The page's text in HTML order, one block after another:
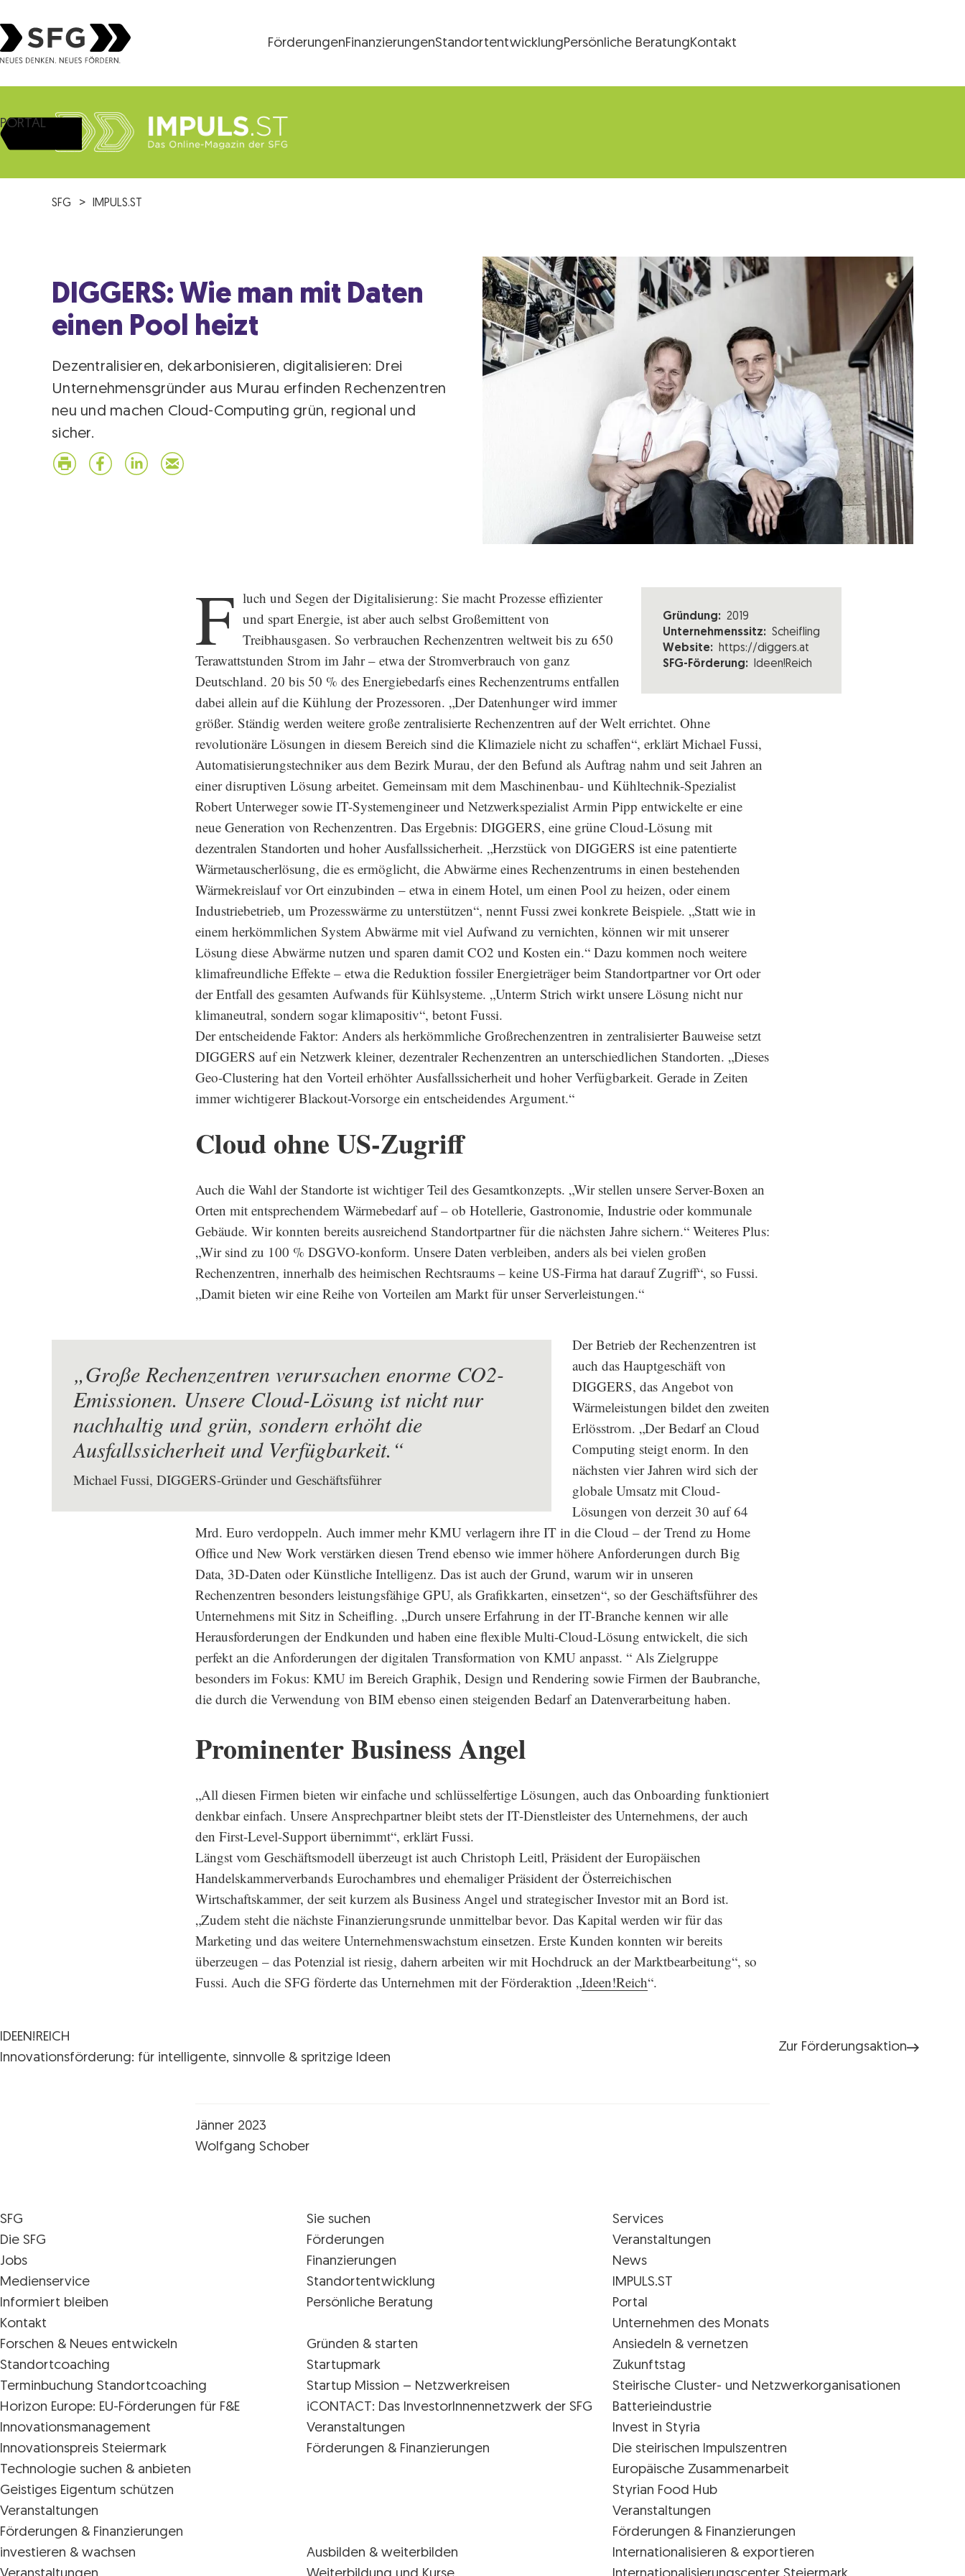
FörderungenFinanzierungenStandortentwicklungPersönliche BeratungKontakt
PORTAL
SFG IMPULS.ST
DIGGERS: Wie man mit Daten
einen Pool heizt
Dezentralisieren, dekarbonisieren, digitalisieren: Drei
Unternehmensgründer aus Murau erfinden Rechenzentren
neu und machen Cloud-Computing grün, regional und
sicher.
Gründung: 2019
Unternehmenssitz: Scheifling
Website:
https://diggers.at
SFG-Förderung:
Ideen!Reich
F luch und Segen der Digitalisierung: Sie macht Prozesse effizienter
und spart Energie, ist aber auch selbst Großemittent von
Treibhausgasen. So verbrauchen Rechenzentren weltweit bis zu 650
Terawattstunden Strom im Jahr – etwa der Stromverbrauch von ganz
Deutschland. 20 bis 50 % des Energiebedarfs eines Rechenzentrums entfallen
dabei allein auf die Kühlung der Prozessoren. „Der Datenhunger wird immer
größer. Ständig werden weitere große zentralisierte Rechenzentren auf der Welt errichtet. Ohne
revolutionäre Lösungen in diesem Bereich sind die Klimaziele nicht zu schaffen“, erklärt Michael Fussi,
Automatisierungstechniker aus dem Bezirk Murau, der den Befund als Auftrag nahm und seit Jahren an
einer disruptiven Lösung arbeitet. Gemeinsam mit dem Maschinenbau- und Kühltechnik-Spezialist
Robert Unterweger sowie IT-Systemengineer und Netzwerkspezialist Armin Pipp entwickelte er eine
neue Generation von Rechenzentren. Das Ergebnis: DIGGERS, eine grüne Cloud-Lösung mit
dezentralen Standorten und hoher Ausfallssicherheit. „Herzstück von DIGGERS ist eine patentierte
Wärmetauscherlösung, die es ermöglicht, die Abwärme eines Rechenzentrums in einen bestehenden
Wärmekreislauf vor Ort einzubinden – etwa in einem Hotel, um einen Pool zu heizen, oder einem
Industriebetrieb, um Prozesswärme zu unterstützen“, nennt Fussi zwei konkrete Beispiele. „Statt wie in
einem herkömmlichen System Abwärme mit viel Aufwand zu vernichten, können wir mit unserer
Lösung diese Abwärme nutzen und sparen damit CO2 und Kosten ein.“ Dazu kommen noch weitere
klimafreundliche Effekte – etwa die Reduktion fossiler Energieträger beim Standortpartner vor Ort oder
der Entfall des gesamten Aufwands für Kühlsysteme. „Unterm Strich wirkt unsere Lösung nicht nur
klimaneutral, sondern sogar klimapositiv“, betont Fussi.
Der entscheidende Faktor: Anders als herkömmliche Großrechenzentren in zentralisierter Bauweise setzt
DIGGERS auf ein Netzwerk kleiner, dezentraler Rechenzentren an unterschiedlichen Standorten. „Dieses
Geo-Clustering hat den Vorteil erhöhter Ausfallssicherheit und hoher Verfügbarkeit. Gerade in Zeiten
immer wichtigerer Blackout-Vorsorge ein entscheidendes Argument.“
Cloud ohne US-Zugriff
Auch die Wahl der Standorte ist wichtiger Teil des Gesamtkonzepts. „Wir stellen unsere Server-Boxen an
Orten mit entsprechendem Wärmebedarf auf – ob Hotellerie, Gastronomie, Industrie oder kommunale
Gebäude. Wir konnten bereits ausreichend Standortpartner für die nächsten Jahre sichern.“ Weiteres Plus:
„Wir sind zu 100 % DSGVO-konform. Unsere Daten verbleiben, anders als bei vielen großen
Rechenzentren, innerhalb des heimischen Rechtsraums – keine US-Firma hat darauf Zugriff“, so Fussi.
„Damit bieten wir eine Reihe von Vorteilen am Markt für unser Serverleistungen.“
„Große Rechenzentren verursachen enorme CO2-
Emissionen. Unsere Cloud-Lösung ist nicht nur
nachhaltig und grün, sondern erhöht die
Ausfallssicherheit und Verfügbarkeit.“
Michael Fussi, DIGGERS-Gründer und Geschäftsführer
Der Betrieb der Rechenzentren ist
auch das Hauptgeschäft von
DIGGERS, das Angebot von
Wärmeleistungen bildet den zweiten
Erlösstrom. „Der Bedarf an Cloud
Computing steigt enorm. In den
nächsten vier Jahren wird sich der
globale Umsatz mit Cloud-
Lösungen von derzeit 30 auf 64
Mrd. Euro verdoppeln. Auch immer mehr KMU verlagern ihre IT in die Cloud – der Trend zu Home
Office und New Work verstärken diesen Trend ebenso wie immer höhere Anforderungen durch Big
Data, 3D-Daten oder Künstliche Intelligenz. Das ist auch der Grund, warum wir in unseren
Rechenzentren besonders leistungsfähige GPU, als Grafikkarten, einsetzen“, so der Geschäftsführer des
Unternehmens mit Sitz in Scheifling. „Durch unsere Erfahrung in der IT-Branche kennen wir alle
Herausforderungen der Endkunden und haben eine flexible Multi-Cloud-Lösung entwickelt, die sich
perfekt an die Anforderungen der digitalen Transformation von KMU anpasst. “ Als Zielgruppe
besonders im Fokus: KMU im Bereich Graphik, Design und Rendering sowie Firmen der Baubranche,
die durch die Verwendung von BIM ebenso einen steigenden Bedarf an Datenverarbeitung haben.
Prominenter Business Angel
„All diesen Firmen bieten wir einfache und schlüsselfertige Lösungen, auch das Onboarding funktioniert
denkbar einfach. Unsere Ansprechpartner bleibt stets der IT-Dienstleister des Unternehmens, der auch
den First-Level-Support übernimmt“, erklärt Fussi.
Längst vom Geschäftsmodell überzeugt ist auch Christoph Leitl, Präsident der Europäischen
Handelskammerverbands Eurochambres und ehemaliger Präsident der Österreichischen
Wirtschaftskammer, der seit kurzem als Business Angel und strategischer Investor mit an Bord ist.
„Zudem steht die nächste Finanzierungsrunde unmittelbar bevor. Das Kapital werden wir für das
Marketing und das weitere Unternehmenswachstum einsetzen. Erste Kunden konnten wir bereits
überzeugen – das Potenzial ist riesig, dahern arbeiten wir mit Hochdruck an der Marktbearbeitung“, so
Fussi. Auch die SFG förderte das Unternehmen mit der Förderaktion „Ideen!Reich“.
IDEEN!REICH
Innovationsförderung: für intelligente, sinnvolle & spritzige Ideen
Zur Förderungsaktion
Jänner 2023
Wolfgang Schober
SFG
Die SFG
Jobs
Medienservice
Informiert bleiben
Kontakt
Sie suchen
Förderungen
Finanzierungen
Standortentwicklung
Persönliche Beratung
Services
Veranstaltungen
News
IMPULS.ST
Portal
Unternehmen des Monats
Forschen & Neues entwickeln
Standortcoaching
Terminbuchung Standortcoaching
Horizon Europe: EU-Förderungen für F&E
Innovations­management
Innovationspreis Steiermark
Technologie suchen & anbieten
Geistiges Eigentum schützen
Veranstaltungen
Förderungen & Finanzierungen
Gründen & starten
Startupmark
Startup Mission – Netzwerkreisen
iCONTACT: Das InvestorInnennetzwerk der SFG
Veranstaltungen
Förderungen & Finanzierungen
Ansiedeln & vernetzen
Zukunftstag
Steirische Cluster- und Netzwerkorganisationen
Batterieindustrie
Invest in Styria
Die steirischen Impulszentren
Europäische Zusammenarbeit
Styrian Food Hub
Veranstaltungen
Förderungen & Finanzierungen
investieren & wachsen
Ausbilden & weiterbilden
Internationalisieren & exportieren